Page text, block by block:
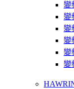
變
變
變
變
變
變